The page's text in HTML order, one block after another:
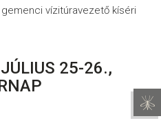
vízitúravezető kíséri
25-26.,